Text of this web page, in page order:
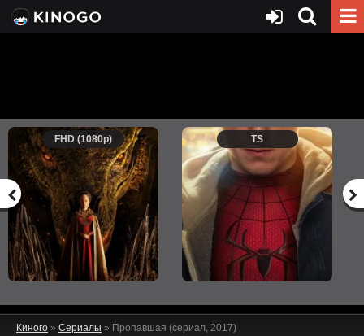
FHD (1080p) TS
Киного » Сериалы » Пропавшая (сериал, 2017)